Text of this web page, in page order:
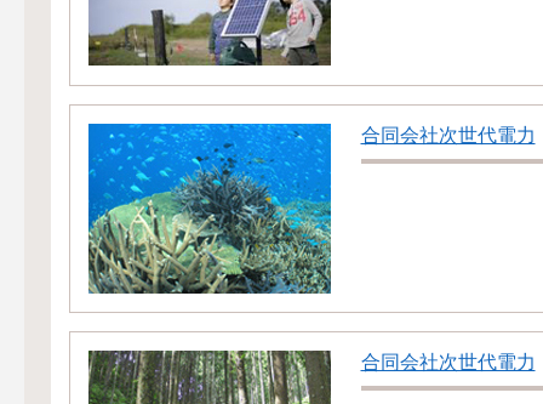
合同会社次世代電力
合同会社次世代電力